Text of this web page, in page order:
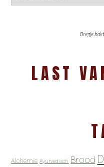
Bregje
LAST
Alchemie Ayurvedisch Brood